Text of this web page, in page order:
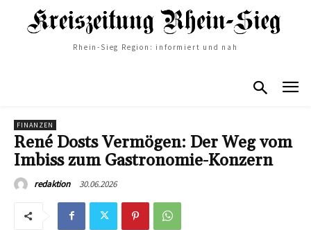
Rhein-Sieg Region: informiert und nah
FINANZEN
René Dosts Vermögen: Der Weg vom
Imbiss zum Gastronomie-Konzern
redaktion 30.06.2026